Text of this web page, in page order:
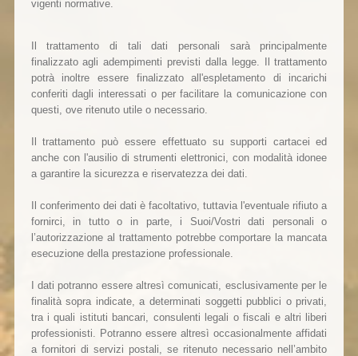
vigenti normative.
Il trattamento di tali dati personali sarà principalmente
finalizzato agli adempimenti previsti dalla legge. Il trattamento
potrà inoltre essere finalizzato all'espletamento di incarichi
conferiti dagli interessati o per facilitare la comunicazione con
questi, ove ritenuto utile o necessario.
Il trattamento può essere effettuato su supporti cartacei ed
anche con l'ausilio di strumenti elettronici, con modalità idonee
a garantire la sicurezza e riservatezza dei dati.
Il conferimento dei dati è facoltativo, tuttavia l'eventuale rifiuto a
fornirci, in tutto o in parte, i Suoi/Vostri dati personali o
l’autorizzazione al trattamento potrebbe comportare la mancata
esecuzione della prestazione professionale.
I dati potranno essere altresì comunicati, esclusivamente per le
finalità sopra indicate, a determinati soggetti pubblici o privati,
tra i quali istituti bancari, consulenti legali o fiscali e altri liberi
professionisti. Potranno essere altresì occasionalmente affidati
a fornitori di servizi postali, se ritenuto necessario nell’ambito